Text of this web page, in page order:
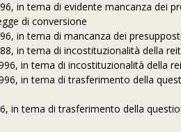
in tema di evidente mancanza dei
di conversione
in tema di mancanza dei
in tema di incostituzionalità della
in tema di incostituzionalità della
in tema di trasferimento della
in tema di trasferimento della